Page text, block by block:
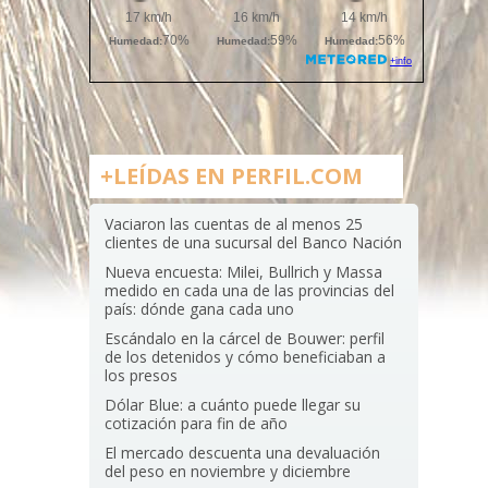
+LEÍDAS EN PERFIL.COM
Vaciaron las cuentas de al menos 25
clientes de una sucursal del Banco Nación
Nueva encuesta: Milei, Bullrich y Massa
medido en cada una de las provincias del
país: dónde gana cada uno
Escándalo en la cárcel de Bouwer: perfil
de los detenidos y cómo beneficiaban a
los presos
Dólar Blue: a cuánto puede llegar su
cotización para fin de año
El mercado descuenta una devaluación
del peso en noviembre y diciembre